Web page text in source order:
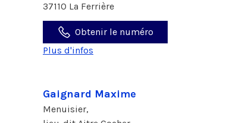
37110 La Ferrière
Obtenir le numéro
Plus d'infos
Gaignard Maxime
Menuisier,